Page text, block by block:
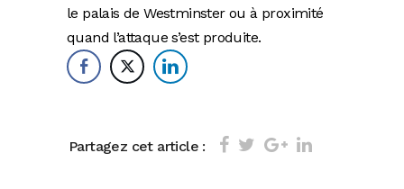
le palais de Westminster ou à proximité
quand l’attaque s’est produite.
Partagez cet article :